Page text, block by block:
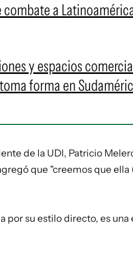
a
y espacios
forma en
de la UDI, Patricio
que "creemos que
por su estilo directo, es